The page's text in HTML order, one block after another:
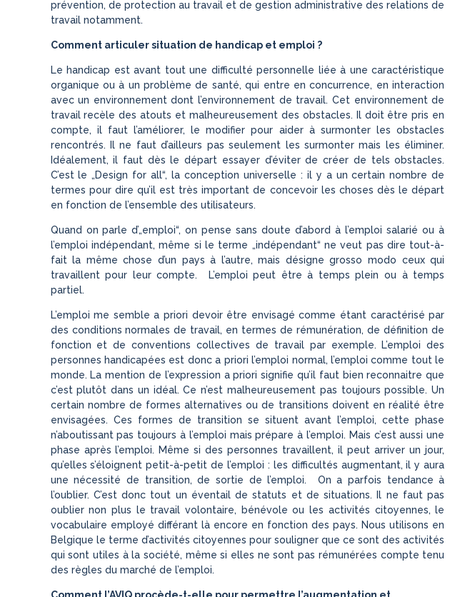
prévention, de protection au travail et de gestion administrative des relations de
travail notamment.
Comment articuler situation de handicap et emploi ?
Le handicap est avant tout une difficulté personnelle liée à une caractéristique
organique ou à un problème de santé, qui entre en concurrence, en interaction
avec un environnement dont l’environnement de travail. Cet environnement de
travail recèle des atouts et malheureusement des obstacles. Il doit être pris en
compte, il faut l’améliorer, le modifier pour aider à surmonter les obstacles
rencontrés. Il ne faut d’ailleurs pas seulement les surmonter mais les éliminer.
Idéalement, il faut dès le départ essayer d’éviter de créer de tels obstacles.
C’est le „Design for all“, la conception universelle : il y a un certain nombre de
termes pour dire qu’il est très important de concevoir les choses dès le départ
en fonction de l’ensemble des utilisateurs.
Quand on parle d’„emploi“, on pense sans doute d’abord à l’emploi salarié ou à
l’emploi indépendant, même si le terme „indépendant“ ne veut pas dire tout-à-
fait la même chose d’un pays à l’autre, mais désigne grosso modo ceux qui
travaillent pour leur compte. L’emploi peut être à temps plein ou à temps
partiel.
L’emploi me semble a priori devoir être envisagé comme étant caractérisé par
des conditions normales de travail, en termes de rémunération, de définition de
fonction et de conventions collectives de travail par exemple. L’emploi des
personnes handicapées est donc a priori l’emploi normal, l’emploi comme tout le
monde. La mention de l’expression a priori signifie qu’il faut bien reconnaitre que
c’est plutôt dans un idéal. Ce n’est malheureusement pas toujours possible. Un
certain nombre de formes alternatives ou de transitions doivent en réalité être
envisagées. Ces formes de transition se situent avant l’emploi, cette phase
n’aboutissant pas toujours à l’emploi mais prépare à l’emploi. Mais c’est aussi une
phase après l’emploi. Même si des personnes travaillent, il peut arriver un jour,
qu’elles s’éloignent petit-à-petit de l’emploi : les difficultés augmentant, il y aura
une nécessité de transition, de sortie de l’emploi. On a parfois tendance à
l’oublier. C’est donc tout un éventail de statuts et de situations. Il ne faut pas
oublier non plus le travail volontaire, bénévole ou les activités citoyennes, le
vocabulaire employé différant là encore en fonction des pays. Nous utilisons en
Belgique le terme d’activités citoyennes pour souligner que ce sont des activités
qui sont utiles à la société, même si elles ne sont pas rémunérées compte tenu
des règles du marché de l’emploi.